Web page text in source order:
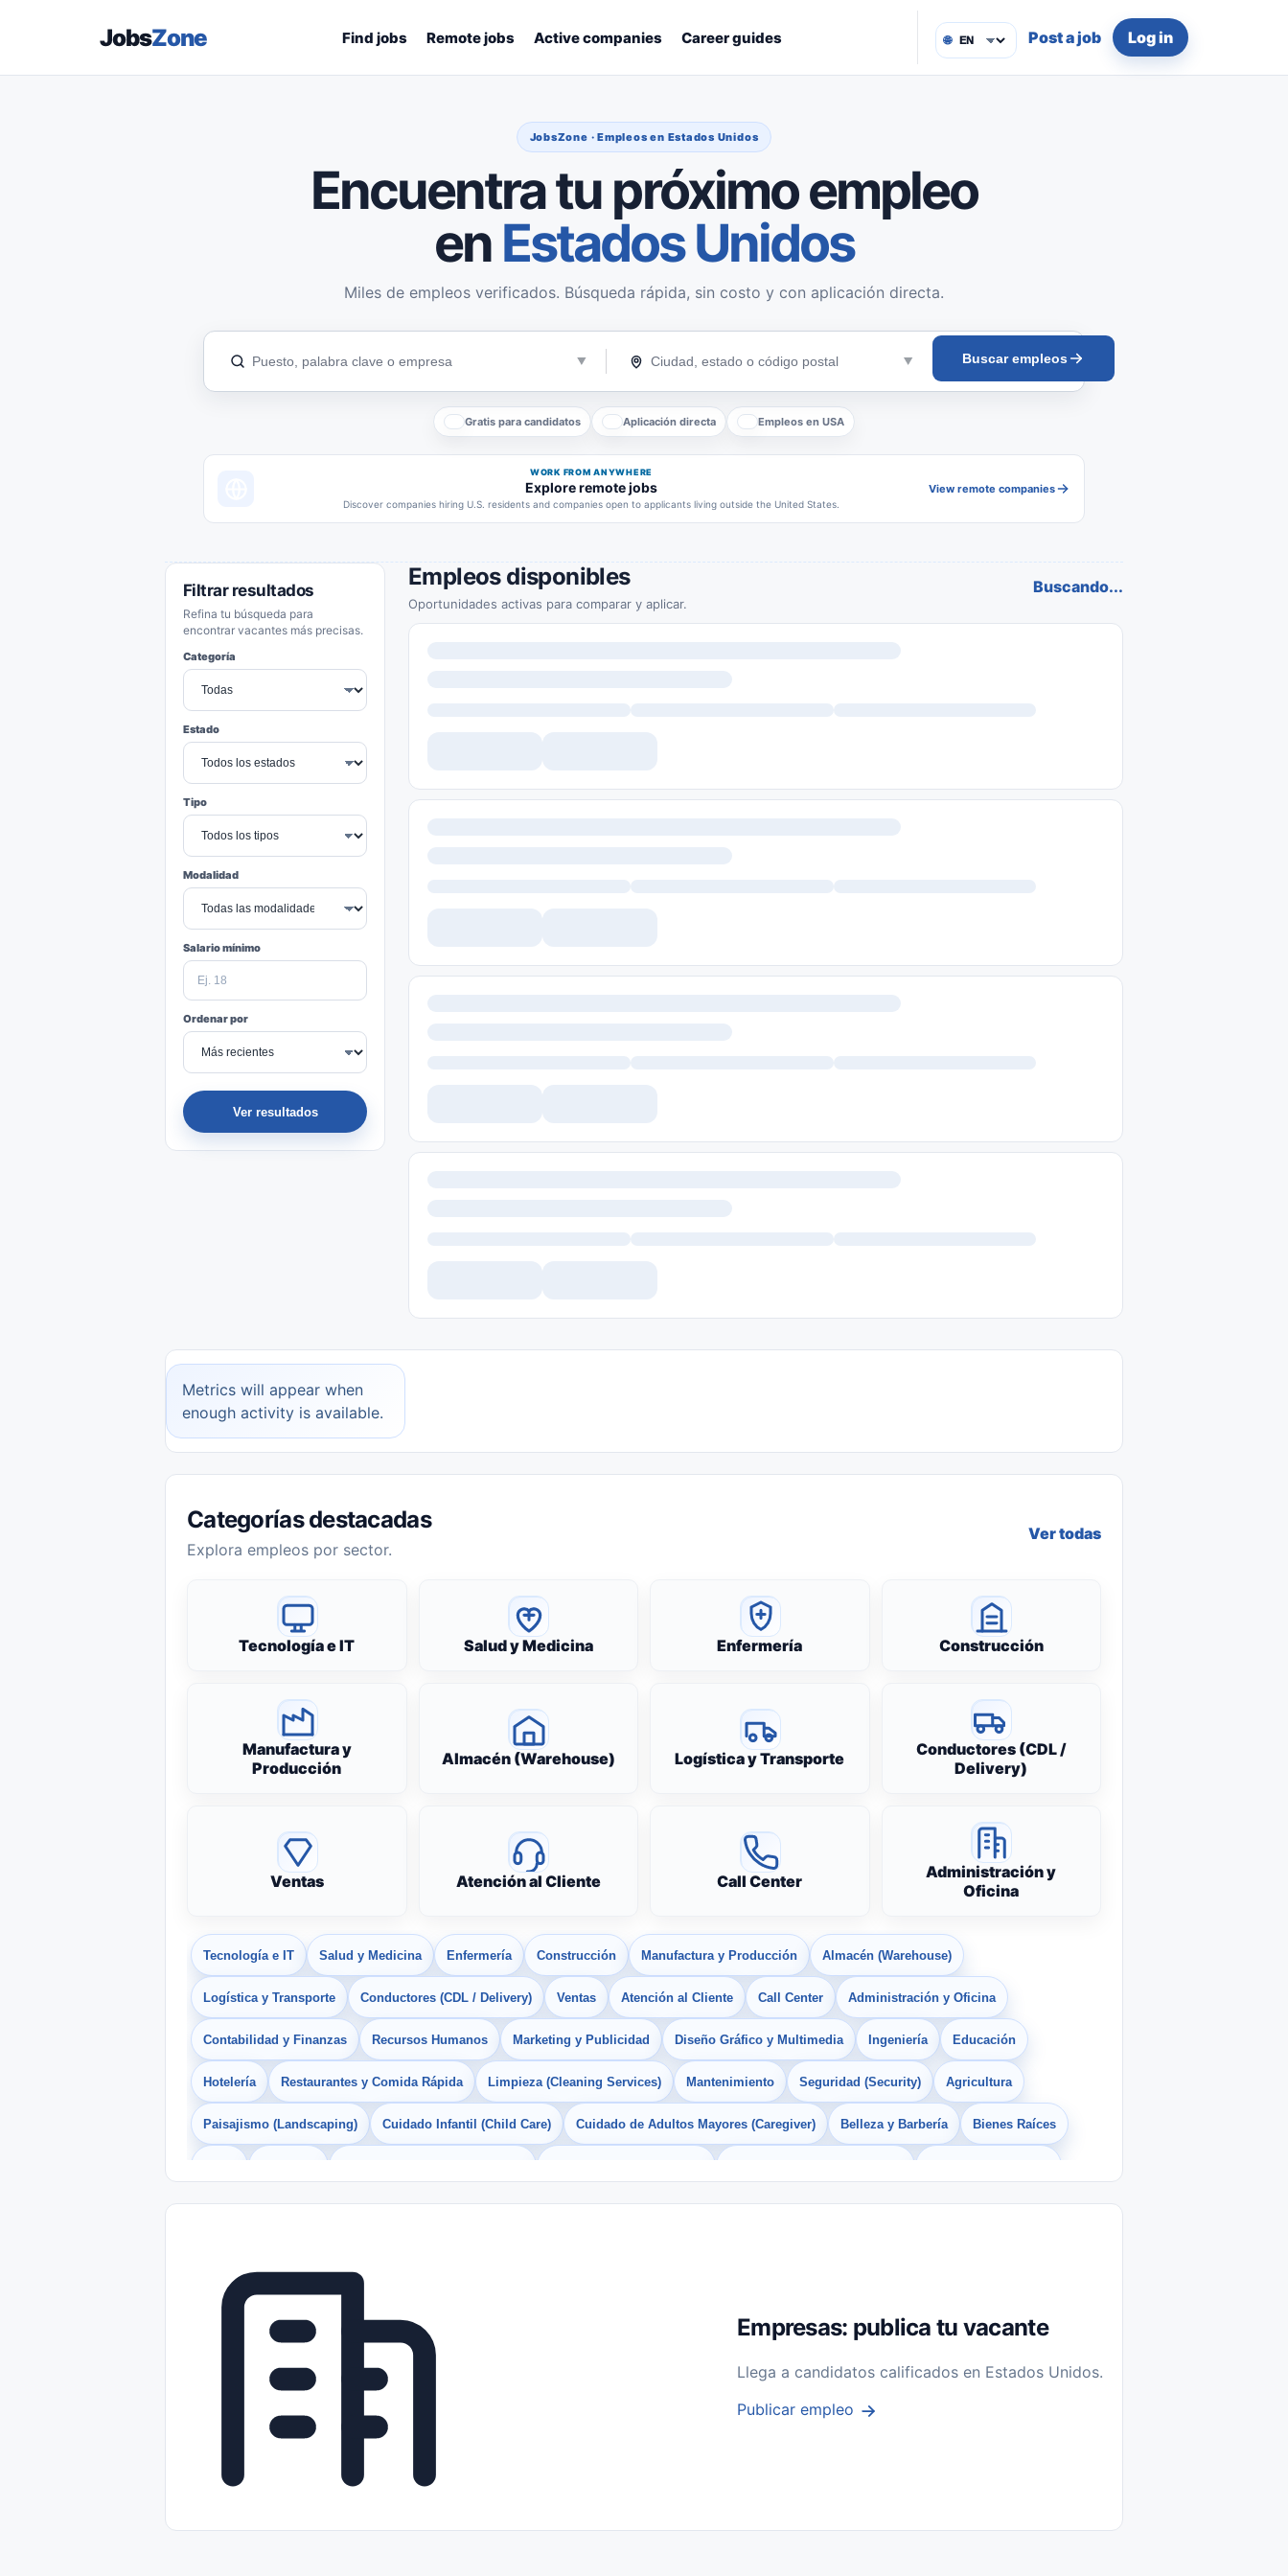
JobsZone Find jobs Remote jobs Active companies Career guides 🌐 Post a job Log in
JobsZone · Empleos en Estados Unidos
Encuentra tu próximo empleo
en Estados Unidos
Miles de empleos verificados. Búsqueda rápida, sin costo y con aplicación directa.
Buscar empleos
Gratis para candidatos Aplicación directa Empleos en USA
WORK FROM ANYWHERE
Explore remote jobs
Discover companies hiring U.S. residents and companies open to applicants living outside the United States.
View remote companies
Filtrar resultados
Refina tu búsqueda para
encontrar vacantes más precisas.
Categoría
Estado
Tipo
Modalidad
Salario mínimo
Ordenar por
Ver resultados
Empleos disponibles
Oportunidades activas para comparar y aplicar.
Buscando...
Metrics will appear when
enough activity is available.
Categorías destacadas
Explora empleos por sector.
Ver todas
Tecnología e IT Salud y Medicina Enfermería Construcción
Manufactura y
Producción
Almacén (Warehouse) Logística y Transporte
Conductores (CDL /
Delivery)
Ventas Atención al Cliente Call Center
Administración y
Oficina
Tecnología e IT Salud y Medicina Enfermería Construcción Manufactura y Producción Almacén (Warehouse)
Logística y Transporte Conductores (CDL / Delivery) Ventas Atención al Cliente Call Center Administración y Oficina
Contabilidad y Finanzas Recursos Humanos Marketing y Publicidad Diseño Gráfico y Multimedia Ingeniería Educación
Hotelería Restaurantes y Comida Rápida Limpieza (Cleaning Services) Mantenimiento Seguridad (Security) Agricultura
Paisajismo (Landscaping) Cuidado Infantil (Child Care) Cuidado de Adultos Mayores (Caregiver) Belleza y Barbería Bienes Raíces
Freelance Prácticas (Internships) Empleos para Estudiantes Empleos Bilingües (English/Spanish) Sin Experiencia
Telecomunicaciones
Empresas: publica tu vacante
Llega a candidatos calificados en Estados Unidos.
Publicar empleo